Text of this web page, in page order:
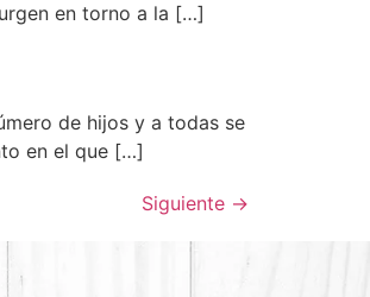
en torno a la […]
de hijos y a todas se
en el que […]
Siguiente →